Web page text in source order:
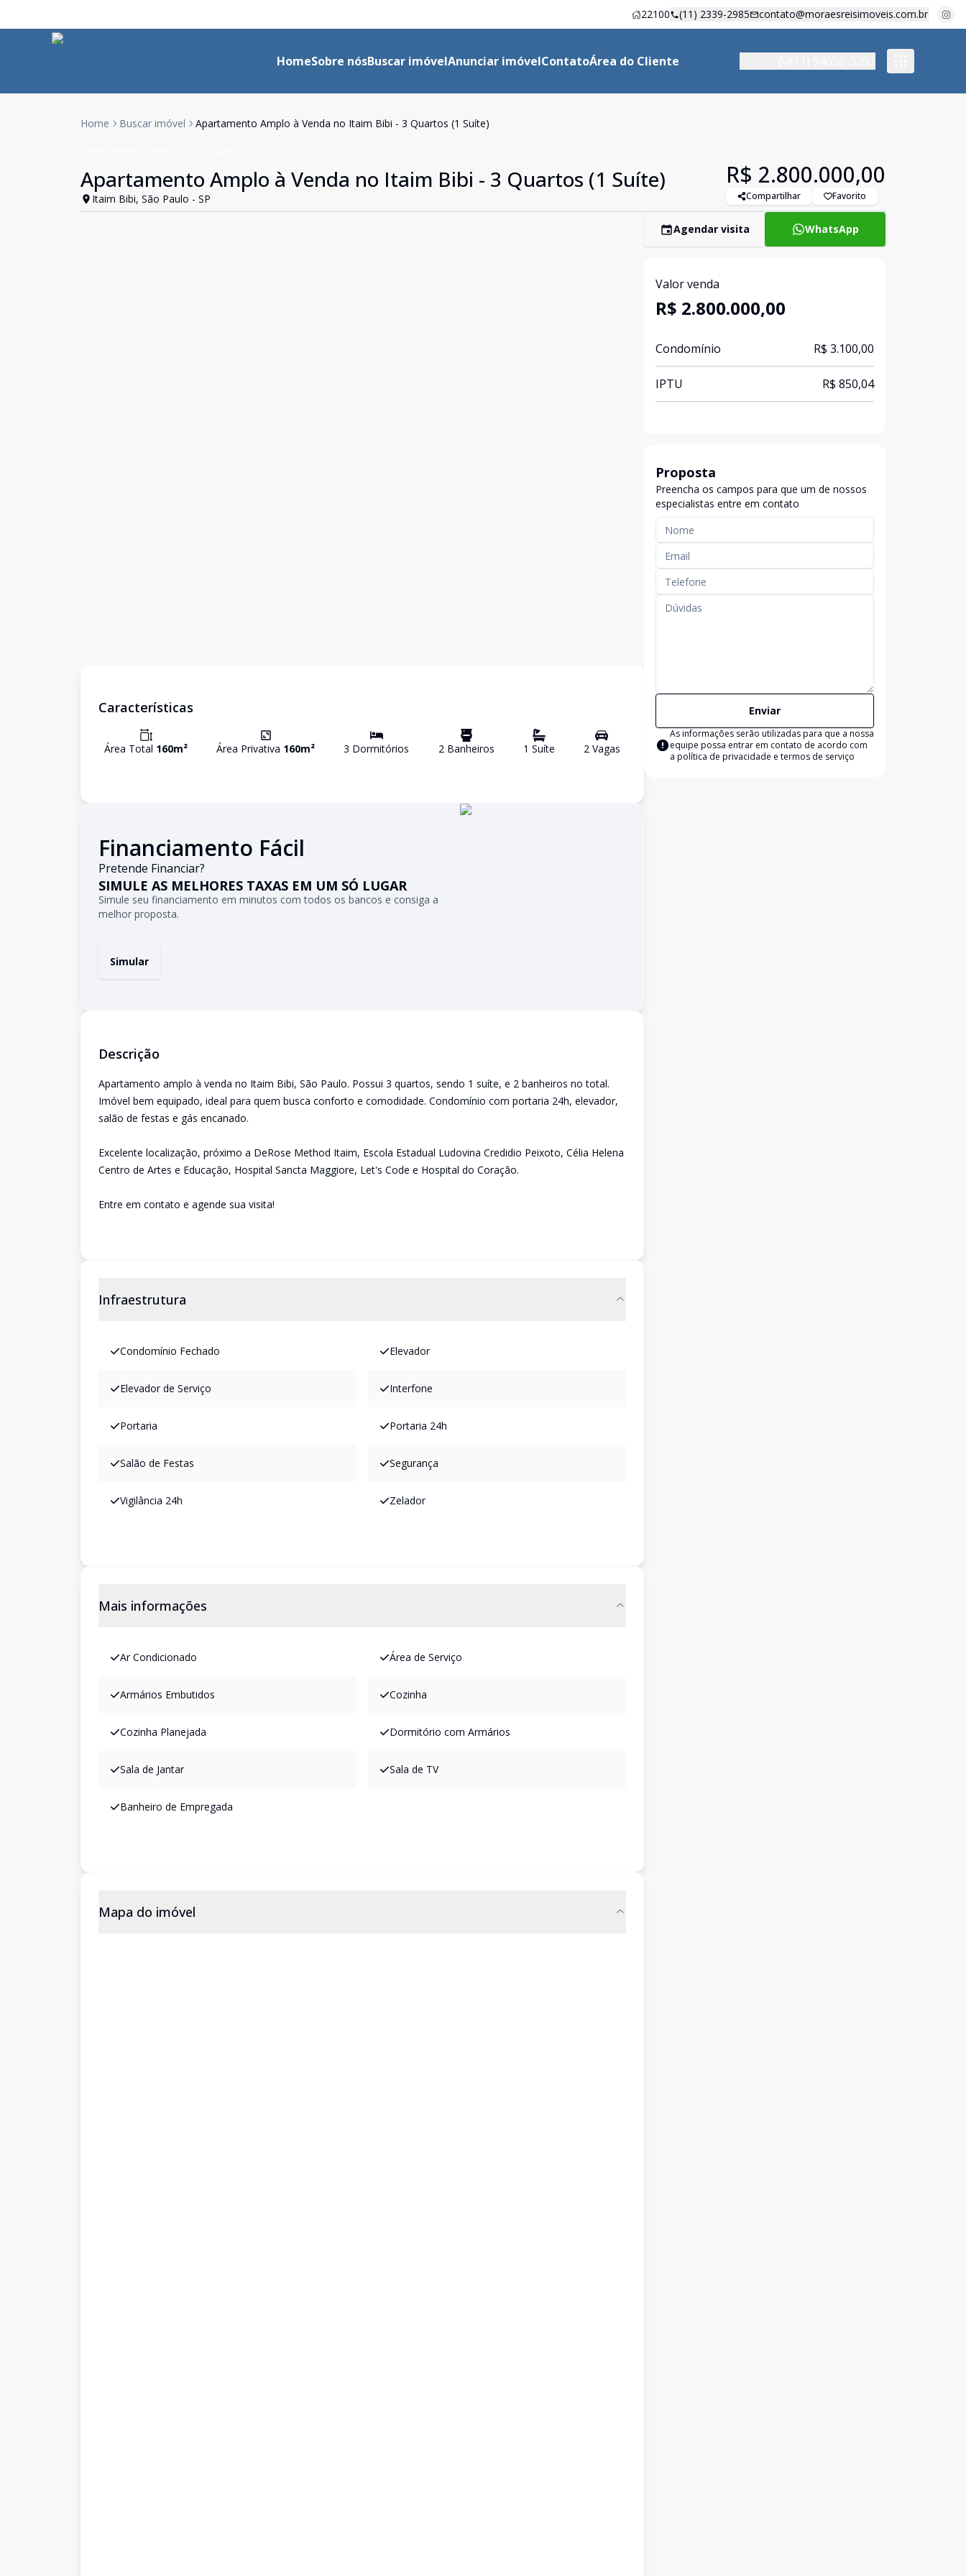
22100 (11) 2339-2985 contato@moraesreisimoveis.com.br
HomeSobre nósBuscar imóvelAnunciar imóvelContatoÁrea do Cliente
Home Buscar imóvel Apartamento Amplo à Venda no Itaim Bibi - 3 Quartos (1 Suíte)
Apartamento Amplo à Venda no Itaim Bibi - 3 Quartos (1 Suíte)
Itaim Bibi, São Paulo - SP
R$ 2.800.000,00
Compartilhar Favorito
Características
Área Total 160m² Área Privativa 160m² 3 Dormitórios 2Banheiros 1 Suíte 2Vagas
Financiamento Fácil
Pretende Financiar?
SIMULE AS MELHORES TAXAS EM UM SÓ LUGAR
Simule seu financiamento em minutos com todos os bancos e consiga a
melhor proposta.
Simular
Descrição
Apartamento amplo à venda no Itaim Bibi, São Paulo. Possui 3 quartos, sendo 1 suíte, e 2 banheiros no total.
Imóvel bem equipado, ideal para quem busca conforto e comodidade. Condomínio com portaria 24h, elevador,
salão de festas e gás encanado.
Excelente localização, próximo a DeRose Method Itaim, Escola Estadual Ludovina Credidio Peixoto, Célia Helena
Centro de Artes e Educação, Hospital Sancta Maggiore, Let's Code e Hospital do Coração.
Entre em contato e agende sua visita!
Infraestrutura
Condomínio Fechado Elevador
Elevador de Serviço Interfone
Portaria Portaria 24h
Salão de Festas Segurança
Vigilância 24h Zelador
Mais informações
Ar Condicionado Área de Serviço
Armários Embutidos Cozinha
Cozinha Planejada Dormitório com Armários
Sala de Jantar Sala de TV
Banheiro de Empregada
Mapa do imóvel
Agendar visita WhatsApp
Valor venda
R$ 2.800.000,00
Condomínio R$ 3.100,00
IPTU R$ 850,04
Proposta
Preencha os campos para que um de nossos
especialistas entre em contato
Enviar
As informações serão utilizadas para que a nossa
equipe possa entrar em contato de acordo com
a política de privacidade e termos de serviço